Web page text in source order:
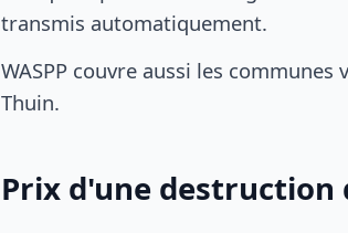
transmis automatiquement.
WASPP couvre aussi les
Thuin.
Prix d'une destruction